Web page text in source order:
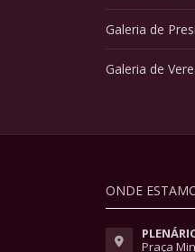
Galeria de
Galeria de
ONDE
Praça